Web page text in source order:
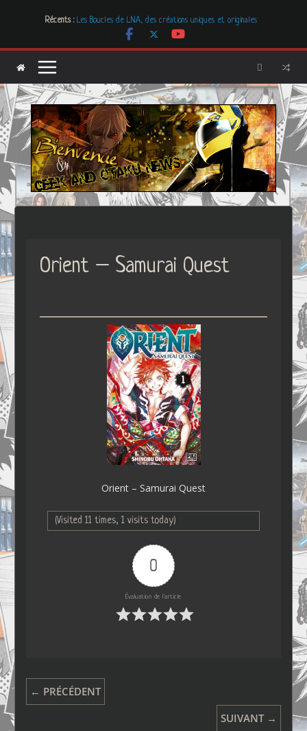
Récents : Les Boucles de LNA, des créations uniques et originales
# Cher GON #01 – juillet 2026
[Dossier] Les dystopies dans la littérature mais pas que …
Orient – Samurai Quest
Orient – Samurai Quest
(Visited 11 times, 1 visits today)
0
Évaluation de l'article
← PRÉCÉDENT
SUIVANT →